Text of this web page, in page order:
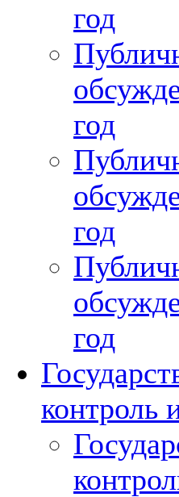
год
год
год
год
контроль